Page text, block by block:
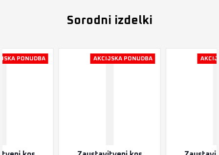
Sorodni izdelki
PONUDBA AKCIJSKA PONUDBA